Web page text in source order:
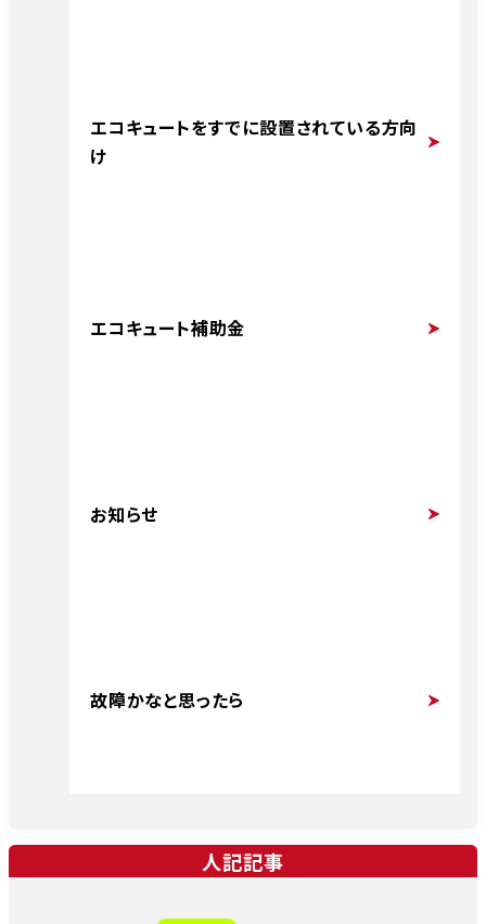
エコキュートをすでに設置されている方向
け
エコキュート補助金
お知らせ
故障かなと思ったら
人記記事